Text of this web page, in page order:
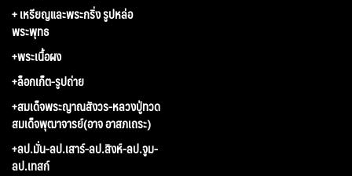
+ เหรียญและพระกริ่ง รูปหล่อ
พระพุทธ
+พระเนื้อผง
+ล็อกเก็ต-รูปถ่าย
+สมเด็จพระญาณสังวร-หลวงปู่ทวด
สมเด็จพุฒาจารย์(อาจ อาสภเถระ)
+ลป.มั่น-ลป.เสาร์-ลป.สิงห์-ลป.จูม-
ลป.เทสก์